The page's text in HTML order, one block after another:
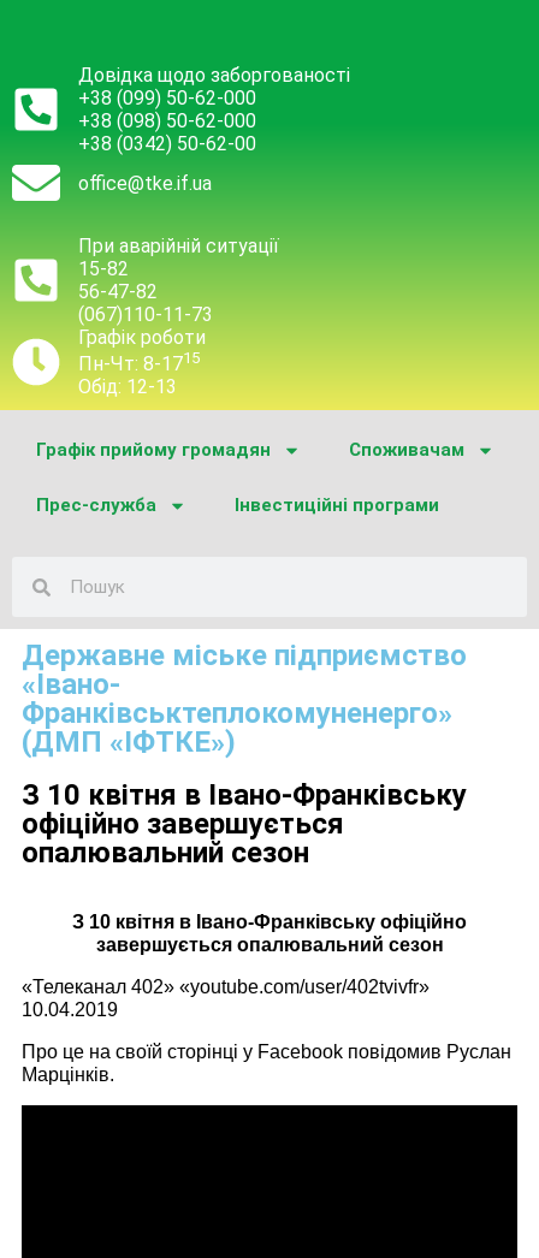
Довідка щодо заборгованості
+38 (099) 50-62-000
+38 (098) 50-62-000
+38 (0342) 50-62-00
office@tke.if.ua
При аварійній ситуації
15-82
56-47-82
(067)110-11-73
Графік роботи
Пн-Чт: 8-1715
Обід: 12-13
Графік прийому громадян Споживачам
Прес-служба Інвестиційні програми
Державне міське підприємство
«Івано-
Франківськтеплокомуненерго»
(ДМП «ІФТКЕ»)
З 10 квітня в Івано-Франківську
офіційно завершується
опалювальний сезон
З 10 квітня в Івано-Франківську офіційно
завершується опалювальний сезон
«Телеканал 402» «youtube.com/user/402tvivfr»
10.04.2019
Про це на своїй сторінці у Facebook повідомив Руслан
Марцінків.